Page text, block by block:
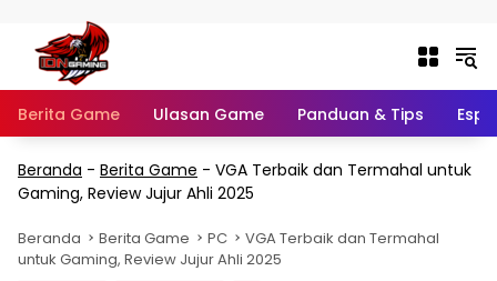
Berita Game Ulasan Game Panduan & Tips
Beranda - Berita Game - VGA Terbaik dan Termahal untuk
Gaming, Review Jujur Ahli 2025
Beranda Berita Game PC
VGA Terbaik dan Termahal
untuk Gaming, Review Jujur Ahli 2025